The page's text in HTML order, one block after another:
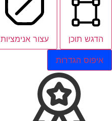
הדגש תוכן עצור אנימציות
איפוס הגדרות